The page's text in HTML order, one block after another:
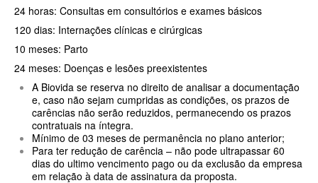
ÚNICA PLANO DE SAÚDE FAMILIAR
UNIHOSP PLANO DE SAÚDE FAMILIAR
UNIMED GUARULHOS PLANO DE SAÚDE FAMILIAR
CLASSES PLANO DE SAÚDE FAMILIAR
PLANO DE SAÚDE INFANTIL
AMIL PLANO DE SAÚDE INFANTIL
24 horas: Consultas em consultórios e exames básicos
120 dias: Internações clínicas e cirúrgicas
10 meses: Parto
24 meses: Doenças e lesões preexistentes
A Biovida se reserva no direito de analisar a documentação
e, caso não sejam cumpridas as condições, os prazos de
carências não serão reduzidos, permanecendo os prazos
contratuais na íntegra.
Mínimo de 03 meses de permanência no plano anterior;
Para ter redução de carência – não pode ultrapassar 60
dias do ultimo vencimento pago ou da exclusão da empresa
em relação à data de assinatura da proposta.